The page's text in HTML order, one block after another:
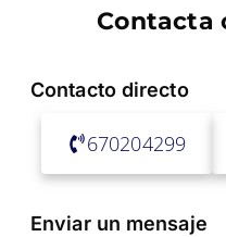
Contacta
Contacto directo
670204299
Enviar un mensaje